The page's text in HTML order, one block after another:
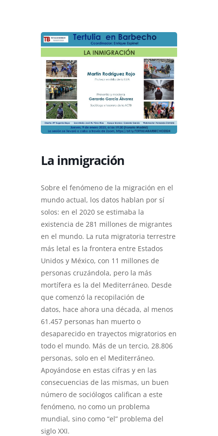
La inmigración
Sobre el fenómeno de la migración en el
mundo actual, los datos hablan por sí
solos: en el 2020 se estimaba la
existencia de 281 millones de migrantes
en el mundo. La ruta migratoria terrestre
más letal es la frontera entre Estados
Unidos y México, con 11 millones de
personas cruzándola, pero la más
mortífera es la del Mediterráneo. Desde
que comenzó la recopilación de
datos, hace ahora una década, al menos
61.457 personas han muerto o
desaparecido en trayectos migratorios en
todo el mundo. Más de un tercio, 28.806
personas, solo en el Mediterráneo.
Apoyándose en estas cifras y en las
consecuencias de las mismas, un buen
número de sociólogos califican a este
fenómeno, no como un problema
mundial, sino como “el” problema del
siglo XXI.